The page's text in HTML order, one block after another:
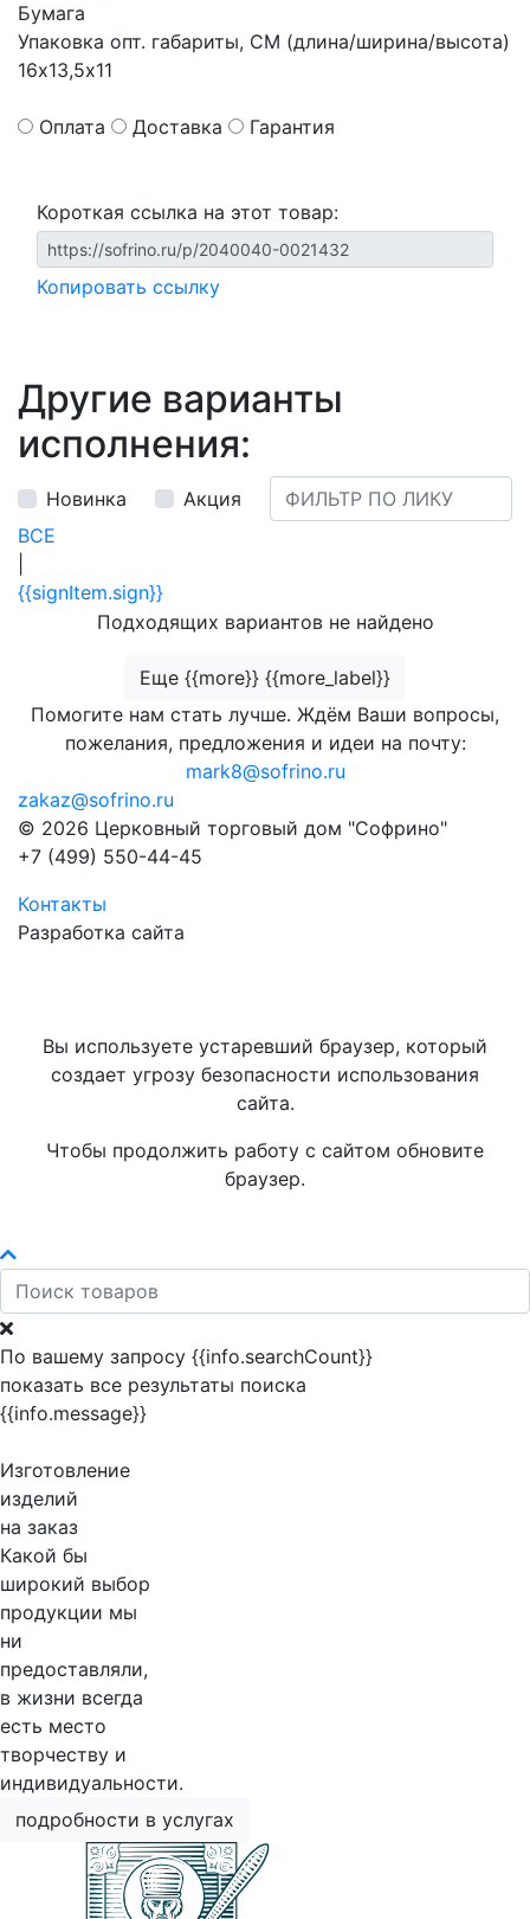
Бумага
Упаковка опт. габариты, СМ (длина/ширина/высота)
16х13,5х11
Оплата Доставка Гарантия
Короткая ссылка на этот товар:
Копировать ссылку
Другие варианты
исполнения:
Новинка
Акция
ВСЕ
{{signItem.sign}}
Подходящих вариантов не найдено
Еще {{more}} {{more_label}}
Помогите нам стать лучше. Ждём Ваши вопросы,
пожелания, предложения и идеи на почту:
mark8@sofrino.ru
zakaz@sofrino.ru
© 2026 Церковный торговый дом "Софрино"
+7 (499) 550-44-45
Контакты
Разработка сайта
Вы используете устаревший браузер, который
создает угрозу безопасности использования
сайта.
Чтобы продолжить работу с сайтом обновите
браузер.
По вашему запросу {{info.searchCount}}
показать все результаты поиска
{{info.message}}
Изготовление
изделий
на заказ
Какой бы
широкий выбор
продукции мы
ни
предоставляли,
в жизни всегда
есть место
творчеству и
индивидуальности.
подробности в услугах